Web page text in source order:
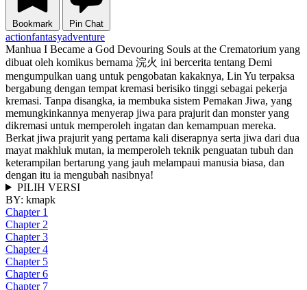
Bookmark Pin Chat
actionfantasyadventure
Manhua I Became a God Devouring Souls at the Crematorium yang
dibuat oleh komikus bernama 浣火 ini bercerita tentang Demi
mengumpulkan uang untuk pengobatan kakaknya, Lin Yu terpaksa
bergabung dengan tempat kremasi berisiko tinggi sebagai pekerja
kremasi. Tanpa disangka, ia membuka sistem Pemakan Jiwa, yang
memungkinkannya menyerap jiwa para prajurit dan monster yang
dikremasi untuk memperoleh ingatan dan kemampuan mereka.
Berkat jiwa prajurit yang pertama kali diserapnya serta jiwa dari dua
mayat makhluk mutan, ia memperoleh teknik penguatan tubuh dan
keterampilan bertarung yang jauh melampaui manusia biasa, dan
dengan itu ia mengubah nasibnya!
PILIH VERSI
BY: kmapk
Chapter 1
Chapter 2
Chapter 3
Chapter 4
Chapter 5
Chapter 6
Chapter 7